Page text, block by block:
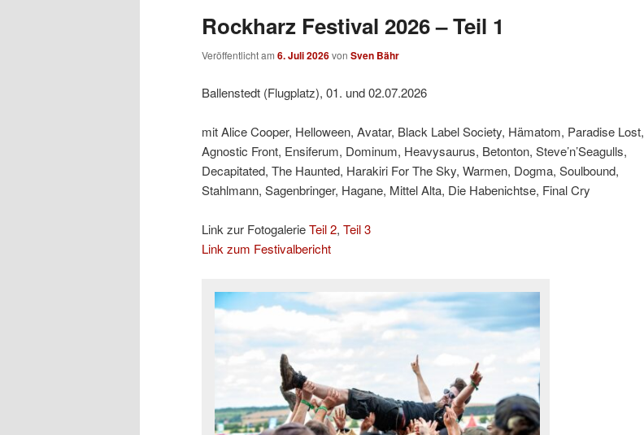
Rockharz Festival 2026 – Teil 1
Veröffentlicht am 6. Juli 2026von Sven Bähr
Ballenstedt (Flugplatz), 01. und 02.07.2026
mit Alice Cooper, Helloween, Avatar, Black Label Society, Hämatom, Paradise Lost,
Agnostic Front, Ensiferum, Dominum, Heavysaurus, Betonton, Steve’n’Seagulls,
Decapitated, The Haunted, Harakiri For The Sky, Warmen, Dogma, Soulbound,
Stahlmann, Sagenbringer, Hagane, Mittel Alta, Die Habenichtse, Final Cry
Link zur FotogalerieTeil 2, Teil 3
Link zum Festivalbericht